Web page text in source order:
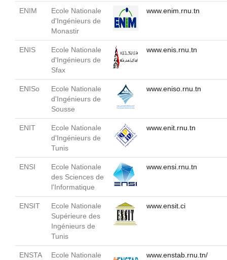
ENIM
Ecole Nationale
d'Ingénieurs de
Monastir
www.enim.rnu.tn
ENIS
Ecole Nationale
d'Ingénieurs de
Sfax
www.enis.rnu.tn
ENISo
Ecole Nationale
d'Ingénieurs de
Sousse
www.eniso.rnu.tn
ENIT
Ecole Nationale
d'Ingénieurs de
Tunis
www.enit.rnu.tn
ENSI
Ecole Nationale
des Sciences de
l'Informatique
www.ensi.rnu.tn
ENSIT
Ecole Nationale
Supérieure des
Ingénieurs de
Tunis
www.ensit.ci
ENSTA Ecole Nationale www.enstab.rnu.tn/